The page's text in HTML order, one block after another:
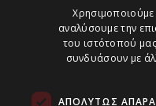
Χρησιμοποιούμε
αναλύσουμε την
του ιστότοπού μας
συνδυάσουν με
ΑΠΟΛΎΤΩΣ